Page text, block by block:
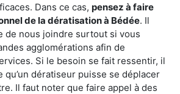
Dans ce cas, pensez à faire
de la dératisation à Bédée. Il
de nous joindre surtout si vous
agglomérations afin de
Si le besoin se fait ressentir, il
qu’un dératiseur puisse se déplacer
Il faut noter que faire appel à des